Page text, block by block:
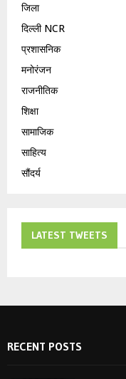
जिला
दिल्ली NCR
प्रशासनिक
मनोरंजन
राजनीतिक
शिक्षा
सामाजिक
साहित्य
सौंदर्य
LATEST TWEETS
RECENT POSTS